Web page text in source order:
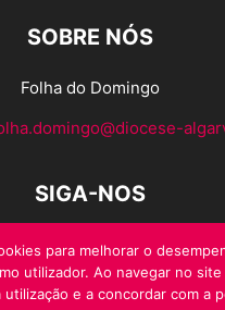
SOBRE NÓS
Folha do Domingo
SIGA-NOS
para melhorar o
utilizador. Ao navegar no site
e a concordar com a